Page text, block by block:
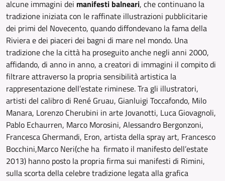
alcune immagini dei manifesti balneari, che continuano la
tradizione iniziata con le raffinate illustrazioni pubblicitarie
dei primi del Novecento, quando diffondevano la fama della
Riviera e dei piaceri dei bagni di mare nel mondo. Una
tradizione che la città ha proseguito anche negli anni 2000,
affidando, di anno in anno, a creatori di immagini il compito di
filtrare attraverso la propria sensibilità artistica la
rappresentazione dell’estate riminese. Tra gli illustratori,
artisti del calibro di René Gruau, Gianluigi Toccafondo, Milo
Manara, Lorenzo Cherubini in arte Jovanotti, Luca Giovagnoli,
Pablo Echaurren, Marco Morosini, Alessandro Bergonzoni,
Francesca Ghermandi, Eron, artista della spray art, Francesco
Bocchini,Marco Neri(che ha firmato il manifesto dell’estate
2013) hanno posto la propria firma sui manifesti di Rimini,
sulla scorta della celebre tradizione legata alla grafica